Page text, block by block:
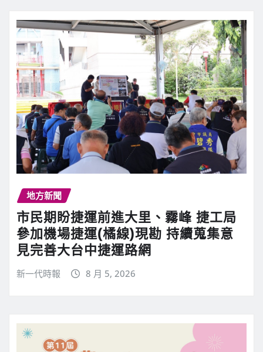
地方新聞
市民期盼捷運前進大里、霧峰 捷工局
參加機場捷運(橘線)現勘 持續蒐集意
見完善大台中捷運路網
新一代時報 8 月 5, 2026